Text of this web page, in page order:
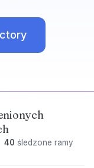
40 śledzone ramy